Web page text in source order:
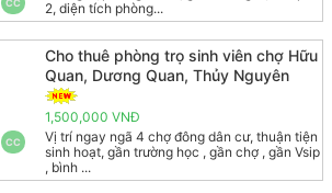
2, diện tích phòng...
CC
Cho thuê phòng trọ sinh viên chợ Hữu
Quan, Dương Quan, Thủy Nguyên
1,500,000 VNĐ
Vị trí ngay ngã 4 chợ đông dân cư, thuận tiện
sinh hoạt, gần trường học , gần chợ , gần Vsip
, bình ...